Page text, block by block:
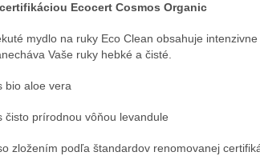
Ecocert Cosmos Organic
mydlo na ruky Eco Clean obsahuje
Vaše ruky hebké a čisté.
bio aloe vera
čisto prírodnou vôňou levandule
zložením podľa štandardov renomovanej